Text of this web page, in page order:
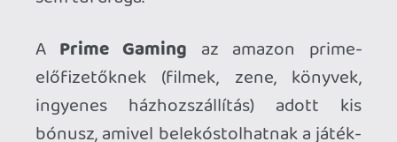
9.99 euróért kb 140 játékot kínál. Ezzel
kapcsolatban viszont sajnos már kevésbé
vagyok lelkes. Bár a Prime-nál dícsért jó
játékok benne vannak, nagyon kevés
igazán kiemelkedő akad. Nagy címekből